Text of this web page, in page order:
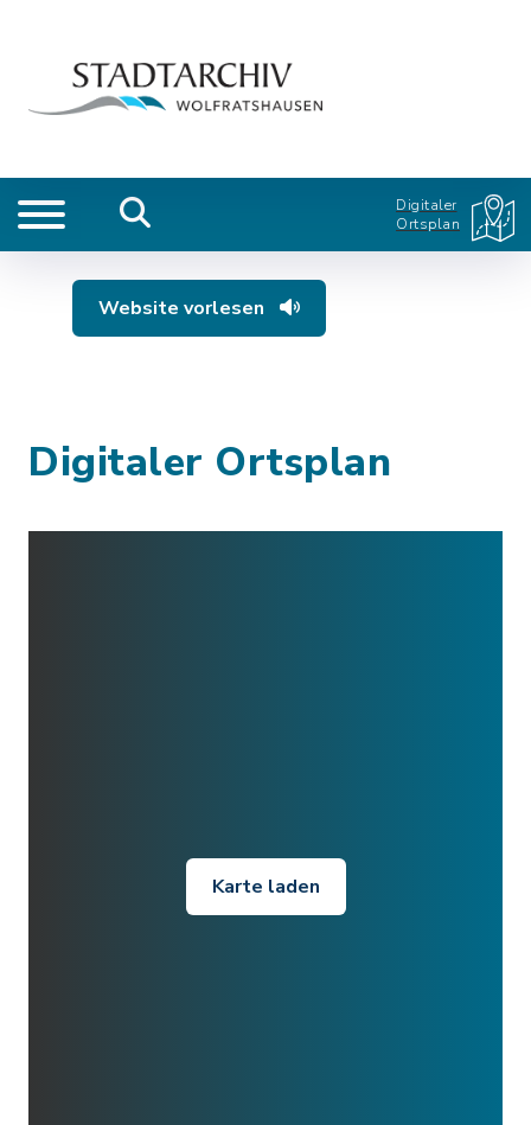
Digitaler
Ortsplan
Website vorlesen
Digitaler Ortsplan
Karte laden